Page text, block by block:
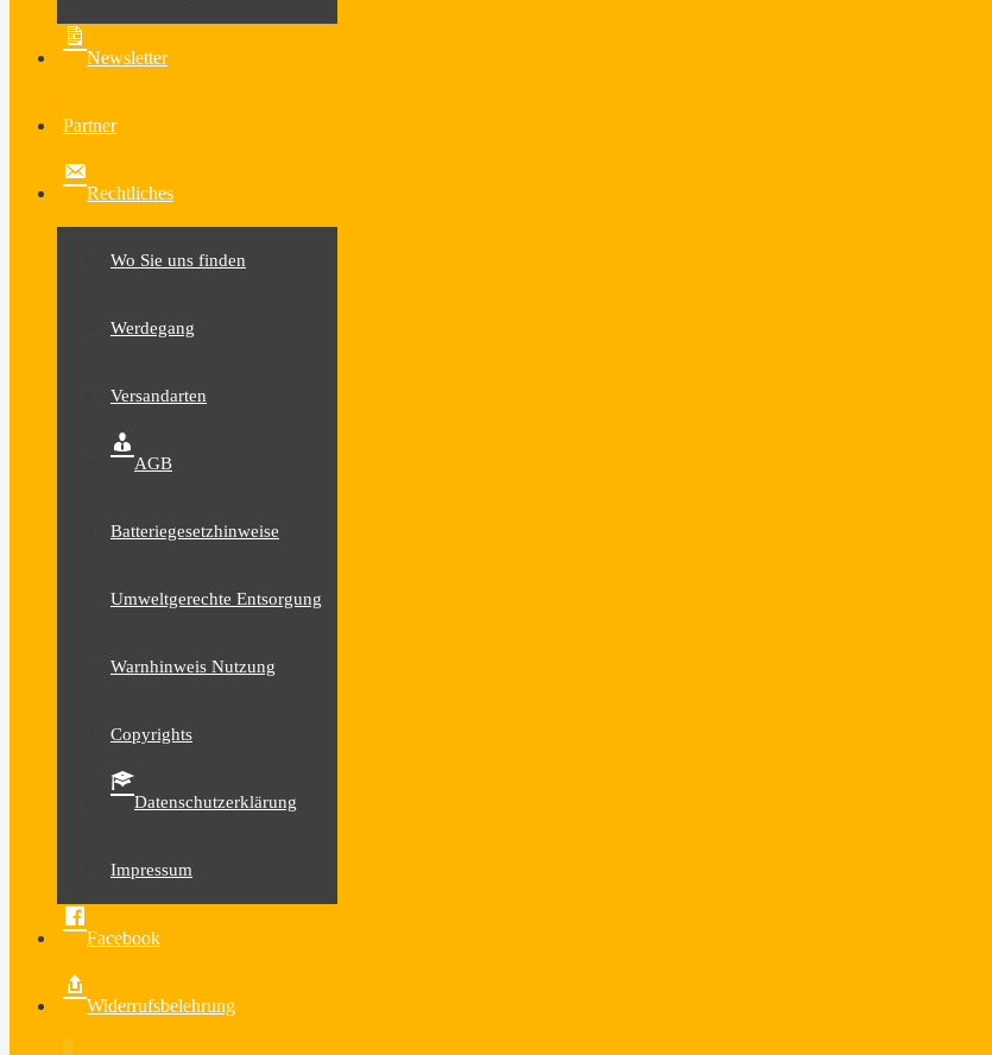
Newsletter
Partner
Rechtliches
Wo Sie uns finden
Werdegang
Versandarten
AGB
Batteriegesetzhinweise
Umweltgerechte Entsorgung
Warnhinweis Nutzung
Copyrights
Datenschutzerklärung
Impressum
Facebook
Widerrufsbelehrung